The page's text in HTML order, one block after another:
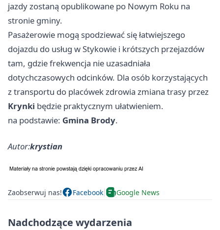
jazdy zostaną opublikowane po Nowym Roku na
stronie gminy.
Pasażerowie mogą spodziewać się łatwiejszego
dojazdu do usług w Stykowie i krótszych przejazdów
tam, gdzie frekwencja nie uzasadniała
dotychczasowych odcinków. Dla osób korzystających
z transportu do placówek zdrowia zmiana trasy przez
Krynki będzie praktycznym ułatwieniem.
na podstawie: Gmina Brody.
Autor:krystian
Zaobserwuj nas! Facebook Google News
Nadchodzące wydarzenia